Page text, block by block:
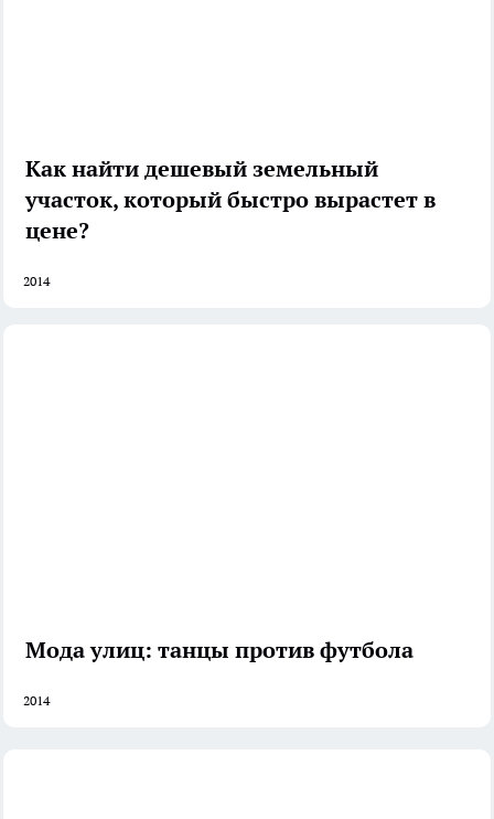
Как найти дешевый земельный
участок, который быстро вырастет в
цене?
2014
Мода улиц: танцы против футбола
2014